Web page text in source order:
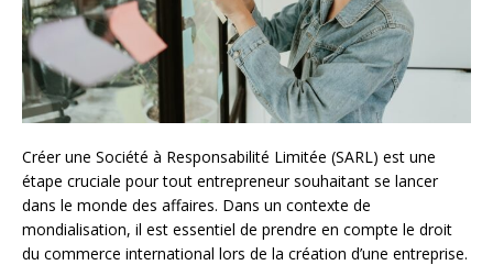
Créer une Société à Responsabilité Limitée (SARL) est une
étape cruciale pour tout entrepreneur souhaitant se lancer
dans le monde des affaires. Dans un contexte de
mondialisation, il est essentiel de prendre en compte le droit
du commerce international lors de la création d’une entreprise.